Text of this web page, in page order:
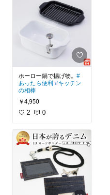
ホーロー鍋で揚げ物。 #
あったら便利 #キッチン
の相棒
￥4,950
2 0